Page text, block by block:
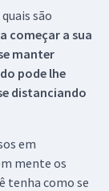
são
começar a sua
manter
pode lhe
distanciando
em
mente os
tenha como se